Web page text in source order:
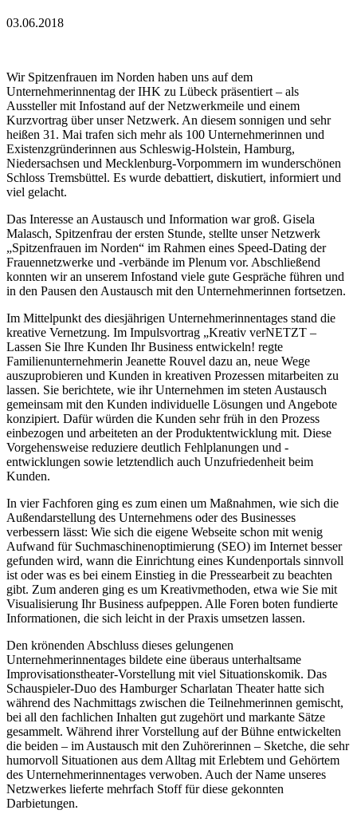
03.06.2018
Wir Spitzenfrauen im Norden haben uns auf dem
Unternehmerinnentag der IHK zu Lübeck präsentiert – als
Aussteller mit Infostand auf der Netzwerkmeile und einem
Kurzvortrag über unser Netzwerk. An diesem sonnigen und sehr
heißen 31. Mai trafen sich mehr als 100 Unternehmerinnen und
Existenzgründerinnen aus Schleswig-Holstein, Hamburg,
Niedersachsen und Mecklenburg-Vorpommern im wunderschönen
Schloss Tremsbüttel. Es wurde debattiert, diskutiert, informiert und
viel gelacht.
Das Interesse an Austausch und Information war groß. Gisela
Malasch, Spitzenfrau der ersten Stunde, stellte unser Netzwerk
„Spitzenfrauen im Norden“ im Rahmen eines Speed-Dating der
Frauennetzwerke und -verbände im Plenum vor. Abschließend
konnten wir an unserem Infostand viele gute Gespräche führen und
in den Pausen den Austausch mit den Unternehmerinnen fortsetzen.
Im Mittelpunkt des diesjährigen Unternehmerinnentages stand die
kreative Vernetzung. Im Impulsvortrag „Kreativ verNETZT –
Lassen Sie Ihre Kunden Ihr Business entwickeln! regte
Familienunternehmerin Jeanette Rouvel dazu an, neue Wege
auszuprobieren und Kunden in kreativen Prozessen mitarbeiten zu
lassen. Sie berichtete, wie ihr Unternehmen im steten Austausch
gemeinsam mit den Kunden individuelle Lösungen und Angebote
konzipiert. Dafür würden die Kunden sehr früh in den Prozess
einbezogen und arbeiteten an der Produktentwicklung mit. Diese
Vorgehensweise reduziere deutlich Fehlplanungen und -
entwicklungen sowie letztendlich auch Unzufriedenheit beim
Kunden.
In vier Fachforen ging es zum einen um Maßnahmen, wie sich die
Außendarstellung des Unternehmens oder des Businesses
verbessern lässt: Wie sich die eigene Webseite schon mit wenig
Aufwand für Suchmaschinenoptimierung (SEO) im Internet besser
gefunden wird, wann die Einrichtung eines Kundenportals sinnvoll
ist oder was es bei einem Einstieg in die Pressearbeit zu beachten
gibt. Zum anderen ging es um Kreativmethoden, etwa wie Sie mit
Visualisierung Ihr Business aufpeppen. Alle Foren boten fundierte
Informationen, die sich leicht in der Praxis umsetzen lassen.
Den krönenden Abschluss dieses gelungenen
Unternehmerinnentages bildete eine überaus unterhaltsame
Improvisationstheater-Vorstellung mit viel Situationskomik. Das
Schauspieler-Duo des Hamburger Scharlatan Theater hatte sich
während des Nachmittags zwischen die Teilnehmerinnen gemischt,
bei all den fachlichen Inhalten gut zugehört und markante Sätze
gesammelt. Während ihrer Vorstellung auf der Bühne entwickelten
die beiden – im Austausch mit den Zuhörerinnen – Sketche, die sehr
humorvoll Situationen aus dem Alltag mit Erlebtem und Gehörtem
des Unternehmerinnentages verwoben. Auch der Name unseres
Netzwerkes lieferte mehrfach Stoff für diese gekonnten
Darbietungen.